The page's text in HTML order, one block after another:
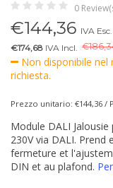
0
€144,36 IVA Esc.
€174,68 IVA Incl. €
Non disponibile
richiesta.
Prezzo unitario: €144,36 /
Module DALI
230V via DALI.
fermeture et
DIN et au plafond.